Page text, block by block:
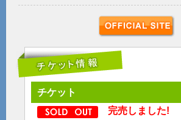
チケット
完売しました!